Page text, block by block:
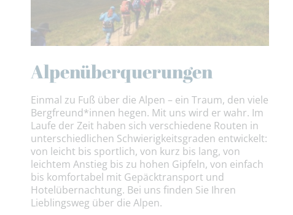
Alpenüberquerungen
Einmal zu Fuß über die Alpen – ein Traum, den viele
Bergfreund*innen hegen. Mit uns wird er wahr. Im
Laufe der Zeit haben sich verschiedene Routen in
unterschiedlichen Schwierigkeitsgraden entwickelt:
von leicht bis sportlich, von kurz bis lang, von
leichtem Anstieg bis zu hohen Gipfeln, von einfach
bis komfortabel mit Gepäcktransport und
Hotelübernachtung. Bei uns finden Sie Ihren
Lieblingsweg über die Alpen.